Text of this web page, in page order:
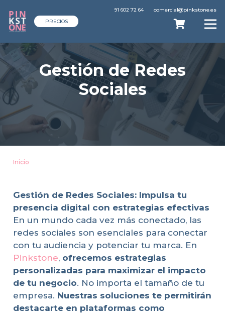
PRECIOS
91 602 72 64 comercial@pinkstone.es
Gestión de Redes
Sociales
Inicio
Gestión de Redes Sociales: Impulsa tu
presencia digital con estrategias efectivas
En un mundo cada vez más conectado, las
redes sociales son esenciales para conectar
con tu audiencia y potenciar tu marca. En
Pinkstone, ofrecemos estrategias
personalizadas para maximizar el impacto
de tu negocio. No importa el tamaño de tu
empresa. Nuestras soluciones te permitirán
destacarte en plataformas como